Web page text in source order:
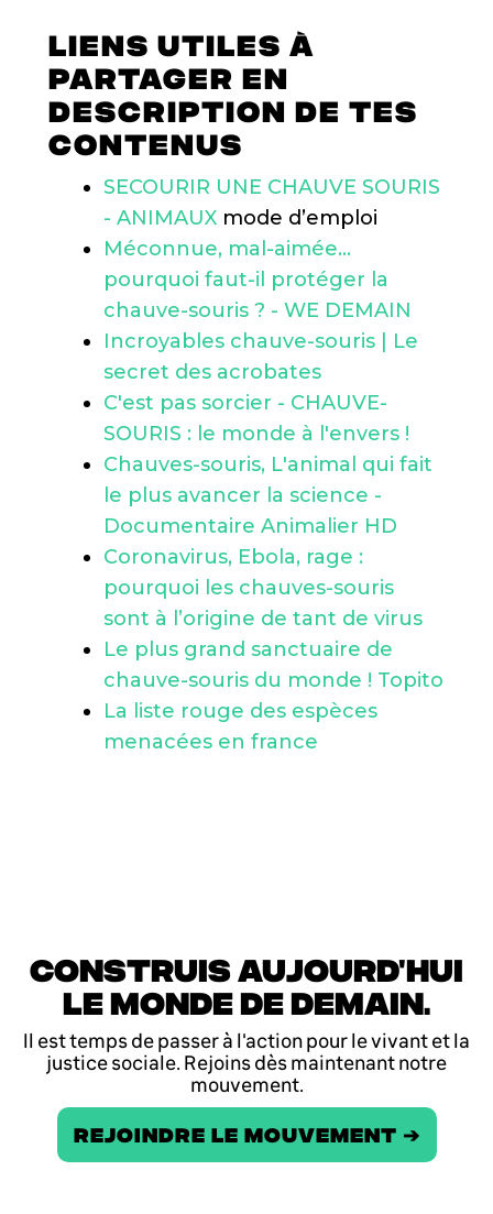
LIENS UTILES À
PARTAGER EN
DESCRIPTION DE TES
CONTENUS
SECOURIR UNE CHAUVE SOURIS
- ANIMAUX mode d’emploi
Méconnue, mal-aimée...
pourquoi faut-il protéger la
chauve-souris ? - WE DEMAIN
Incroyables chauve-souris | Le
secret des acrobates
C'est pas sorcier - CHAUVE-
SOURIS : le monde à l'envers !
Chauves-souris, L'animal qui fait
le plus avancer la science -
Documentaire Animalier HD
Coronavirus, Ebola, rage :
pourquoi les chauves-souris
sont à l’origine de tant de virus
Le plus grand sanctuaire de
chauve-souris du monde ! Topito
La liste rouge des espèces
menacées en france
CONSTRUIS AUJOURD'HUI
LE MONDE DE DEMAIN.
Il est temps de passer à l'action pour le vivant et la
justice sociale. Rejoins dès maintenant notre
mouvement.
REJOINDRE LE MOUVEMENT ➔